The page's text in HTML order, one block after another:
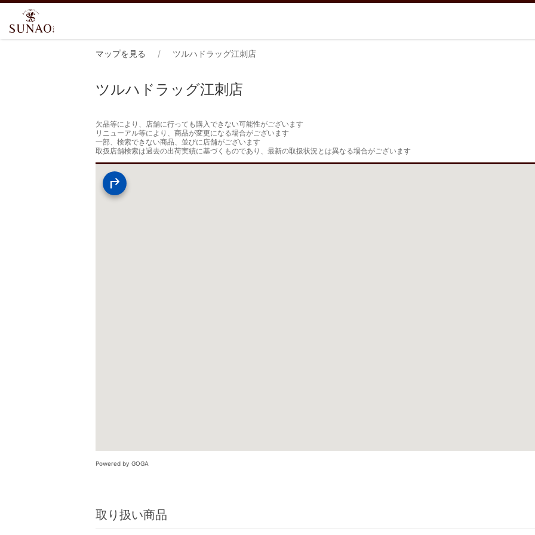
マップを見る ツルハドラッグ江刺店
ツルハドラッグ江刺店
欠品等により、店舗に行っても購入できない可能性がございます
リニューアル等により、商品が変更になる場合がございます
一部、検索できない商品、並びに店舗がございます
取扱店舗検索は過去の出荷実績に基づくものであり、最新の取扱状況とは異なる場合がございます
Powered by GOGA
取り扱い商品